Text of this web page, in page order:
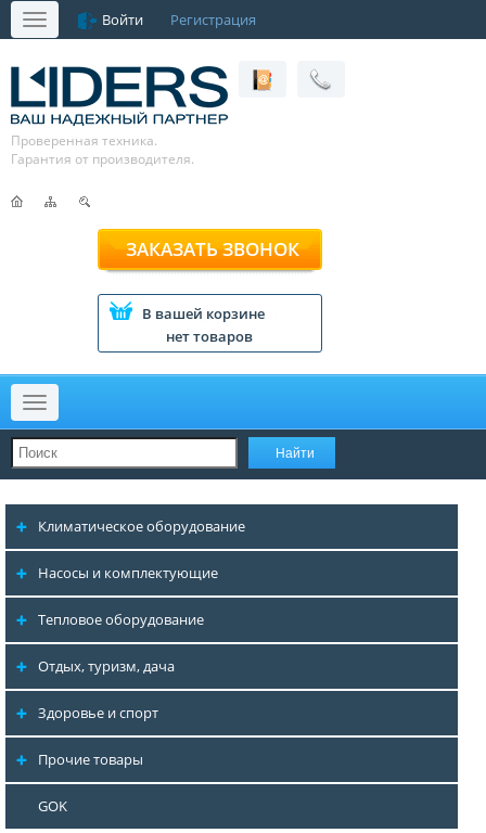
Меню Войти Регистрация
Проверенная техника.
Гарантия от производителя.
ЗАКАЗАТЬ ЗВОНОК
В вашей корзине
нет товаров
Меню
Климатическое оборудование
Насосы и комплектующие
Тепловое оборудование
Отдых, туризм, дача
Здоровье и спорт
Прочие товары
GOK